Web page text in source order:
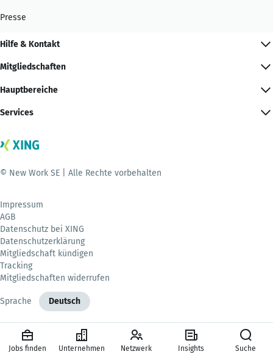
Presse
Hilfe & Kontakt
Mitgliedschaften
Hauptbereiche
Services
© New Work SE | Alle Rechte vorbehalten
Impressum
AGB
Datenschutz bei XING
Datenschutzerklärung
Mitgliedschaft kündigen
Tracking
Mitgliedschaften widerrufen
Sprache Deutsch
Jobs finden Unternehmen Netzwerk Insights Suche